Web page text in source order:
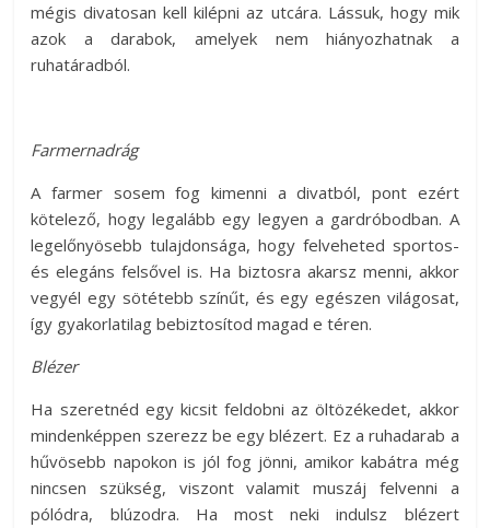
mégis divatosan kell kilépni az utcára. Lássuk, hogy mik
azok a darabok, amelyek nem hiányozhatnak a
ruhatáradból.
Farmernadrág
A farmer sosem fog kimenni a divatból, pont ezért
kötelező, hogy legalább egy legyen a gardróbodban. A
legelőnyösebb tulajdonsága, hogy felveheted sportos-
és elegáns felsővel is. Ha biztosra akarsz menni, akkor
vegyél egy sötétebb színűt, és egy egészen világosat,
így gyakorlatilag bebiztosítod magad e téren.
Blézer
Ha szeretnéd egy kicsit feldobni az öltözékedet, akkor
mindenképpen szerezz be egy blézert. Ez a ruhadarab a
hűvösebb napokon is jól fog jönni, amikor kabátra még
nincsen szükség, viszont valamit muszáj felvenni a
pólódra, blúzodra. Ha most neki indulsz blézert